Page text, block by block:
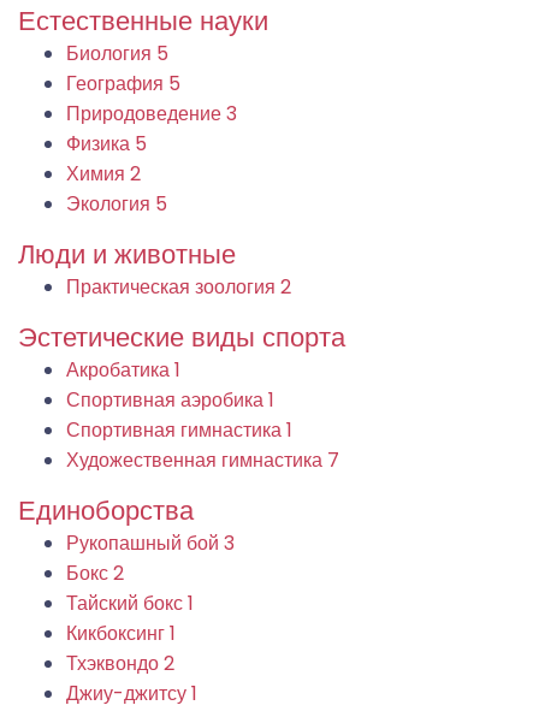
Естественные науки
Биология 5
География 5
Природоведение3
Физика 5
Химия 2
Экология 5
Люди и животные
Практическая зоология 2
Эстетические виды спорта
Акробатика1
Спортивная аэробика1
Спортивная гимнастика1
Художественная гимнастика 7
Единоборства
Рукопашный бой 3
Бокс2
Тайский бокс1
Кикбоксинг1
Тхэквондо2
Джиу-джитсу1